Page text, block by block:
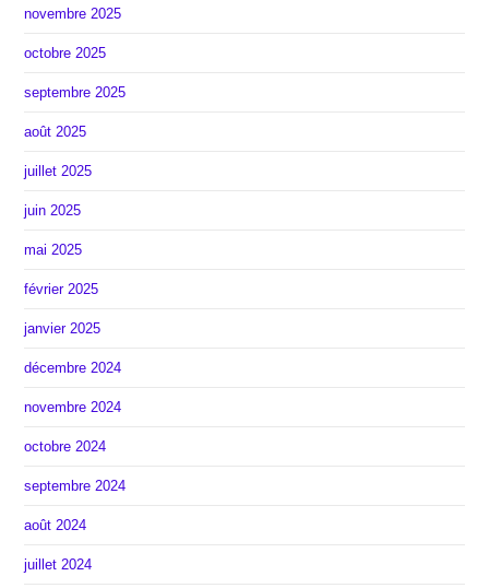
novembre 2025
octobre 2025
septembre 2025
août 2025
juillet 2025
juin 2025
mai 2025
février 2025
janvier 2025
décembre 2024
novembre 2024
octobre 2024
septembre 2024
août 2024
juillet 2024